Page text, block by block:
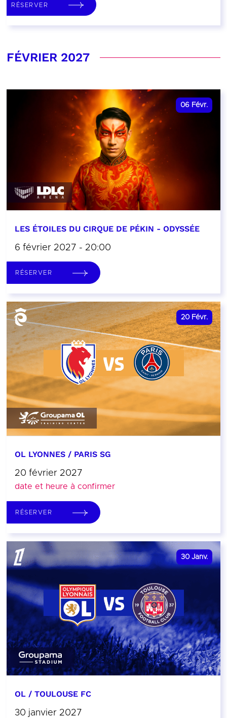
RÉSERVER
FÉVRIER 2027
06 Févr.
LES ÉTOILES DU CIRQUE DE PÉKIN - ODYSSÉE
6 février 2027 - 20:00
RÉSERVER
20 Févr.
OL LYONNES / PARIS SG
20 février 2027
date et heure à confirmer
RÉSERVER
30 Janv.
OL / TOULOUSE FC
30 janvier 2027